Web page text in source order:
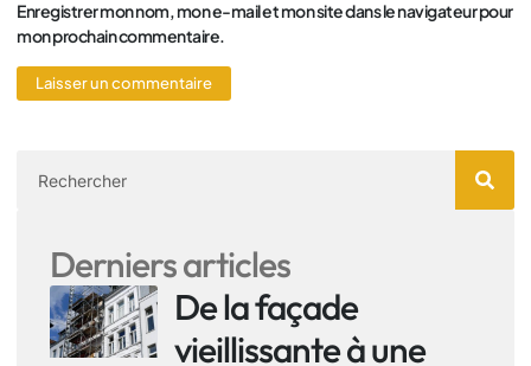
Enregistrer mon nom, mon e-mail et mon site dans le navigateur pour
mon prochain commentaire.
Derniers articles
De la façade
vieillissante à une